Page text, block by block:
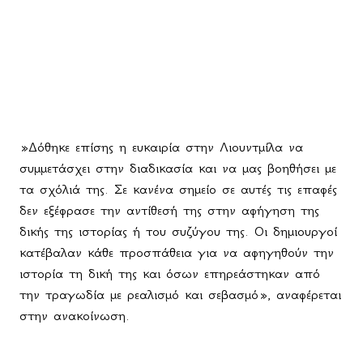
»Δόθηκε επίσης η ευκαιρία στην Λιουντμίλα να
συμμετάσχει στην διαδικασία και να μας βοηθήσει με
τα σχόλιά της. Σε κανένα σημείο σε αυτές τις επαφές
δεν εξέφρασε την αντίθεσή της στην αφήγηση της
δικής της ιστορίας ή του συζύγου της. Οι δημιουργοί
κατέβαλαν κάθε προσπάθεια για να αφηγηθούν την
ιστορία τη δική της και όσων επηρεάστηκαν από
την τραγωδία με ρεαλισμό και σεβασμό», αναφέρεται
στην ανακοίνωση.